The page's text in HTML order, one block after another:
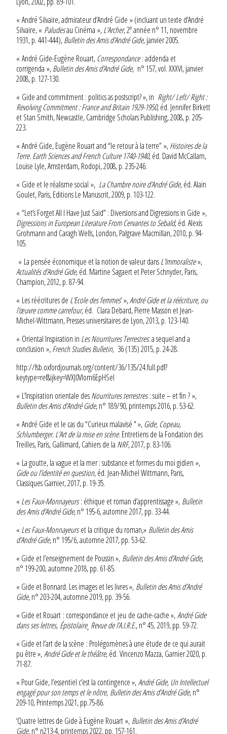
« André Silvaire, admirateur d’André Gide » (incluant un texte d’André
Silvaire, « Paludesau Cinéma »,L’Archer, 2eannée n° 11, novembre
1931, p. 441-444),Bulletin des Amis d’André Gide, janvier 2005.
« André Gide-Eugène Rouart, Correspondance: addenda et
corrigenda »,Bulletin des Amis d’André Gide, n° 157, vol. XXXVI, janvier
2008, p. 127-130.
« Gide and commitment : politics as postscript? », in Right/ Left/ Right :
Revolving Commitment : France and Britain 1929-1950, éd. Jennifer Birkett
et Stan Smith, Newcastle, Cambridge Scholars Publishing, 2008, p. 205-
223.
« André Gide, Eugène Rouart and “le retour à la terre” »,Histoires de la
Terre. Earth Sciences and French Culture 1740-1940, éd. David McCallam,
Louise Lyle, Amsterdam, Rodopi, 2008, p. 235-246.
« Gide et le réalisme social », La Chambre noire d’André Gide, éd. Alain
Goulet, Paris, Editions Le Manuscrit, 2009, p. 103-122.
« “Let’s Forget All I Have Just Said” : Diversions and Digressions in Gide »,
Digressions in European Literature From Cervantes to Sebald, éd. Alexis
Grohmann and Caragh Wells, London, Palgrave Macmillan, 2010, p. 94-
105.
« La pensée économique et la notion de valeur dansL’Immoraliste»,
Actualités d’André Gide, éd. Martine Sagaert et Peter Schnyder, Paris,
Champion, 2012, p. 87-94.
« Les réécritures de L’Ecole des femmes’ »,André Gide et la réécriture, ou
l’œuvre comme carrefour, éd. Clara Debard, Pierre Masson et Jean-
Michel-Wittmann, Presses universitaires de Lyon, 2013, p. 123-140.
« Oriental Inspiration in Les Nourritures Terrestres: a sequel and a
conclusion »,French Studies Bulletin, 36 (135) 2015, p. 24-28.
http://fsb.oxfordjournals.org/content/36/135/24.full.pdf?
keytype=ref&ijkey=WXJ0VIom6EpHSeI
« L’Inspiration orientale desNourritures terrestres: suite – et fin ? »,
Bulletin des Amis d’André Gide, n° 189/90, printemps 2016, p. 53-62.
« André Gide et le cas du “Curieux malavisé " », Gide, Copeau,
Schlumberger. L’Art de la mise en scène. Entretiens de la Fondation des
Treilles, Paris, Gallimard, Cahiers de la NRF, 2017, p. 83-106.
« La goutte, la vague et la mer : substance et formes du moi gidien »,
Gide ou l’identité en question, éd. Jean-Michel Wittmann, Paris,
Classiques Garnier, 2017, p. 19-35.
« Les Faux-Monnayeurs: éthique et roman d’apprentissage », Bulletin
des Amis d’André Gide, n° 195-6, automne 2017, pp. 33-44.
« Les Faux-Monnayeurset la critique du roman,» Bulletin des Amis
d’André Gide, n° 195/6, automne 2017, pp. 53-62.
« Gide et l’enseignement de Poussin », Bulletin des Amis d’André Gide,
n° 199-200, automne 2018, pp. 61-85.
« Gide et Bonnard. Les images et les livres », Bulletin des Amis d’André
Gide, n° 203-204, automne 2019, pp. 39-56.
« Gide et Rouart : correspondance et jeu de cache-cache »,André Gide
dans ses lettres, Épistolaire¸ Revue de l’A.I.R.E., n° 45,2019, pp. 59-72.
« Gide et l’art de la scène : Prolégomènes à une étude de ce qui aurait
pu être »,André Gide et le théâtre, éd. Vincenzo Mazza, Garnier 2020, p.
71-87.
« Pour Gide, l’essentiel c’est la contingence »,André Gide, Un Intellectuel
engagé pour son temps et le nôtre, Bulletin des Amis d’André Gide, n°
209-10, Printemps 2021, pp.75-86.
‘Quatre lettres de Gide à Eugène Rouart », Bulletin des Amis d’André
Gide, n° n213-4, printemps 2022, pp. 157-161.